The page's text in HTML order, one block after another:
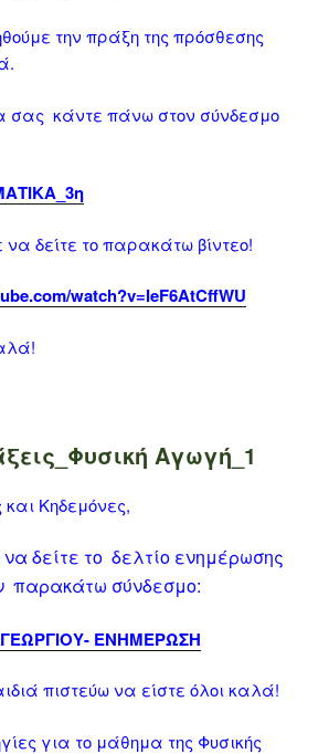
την πράξη της πρόσθεσης
σας κάντε πάνω στον σύνδεσμο
να δείτε το παρακάτω βίντεο!
watch?v=IeF6AtCffWU
Αγωγή_1
και Κηδεμόνες,
δείτε το δελτίο ενημέρωσης
παρακάτω σύνδεσμο:
ΕΝΗΜΕΡΩΣΗ
πιστεύω να είστε όλοι καλά!
για το μάθημα της Φυσικής